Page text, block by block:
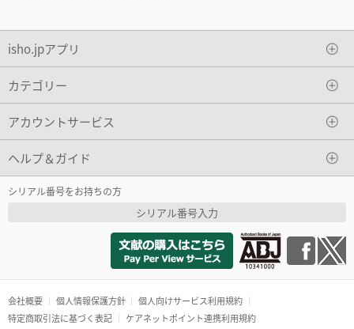
isho.jpアプリ
カテゴリー
アカウントサービス
ヘルプ＆ガイド
シリアル番号をお持ちの方
シリアル番号入力
会社概要 個人情報保護方針
個人向けサービス利用規約
特定商取引法に基づく表記
ケアネットポイント連携利用規約